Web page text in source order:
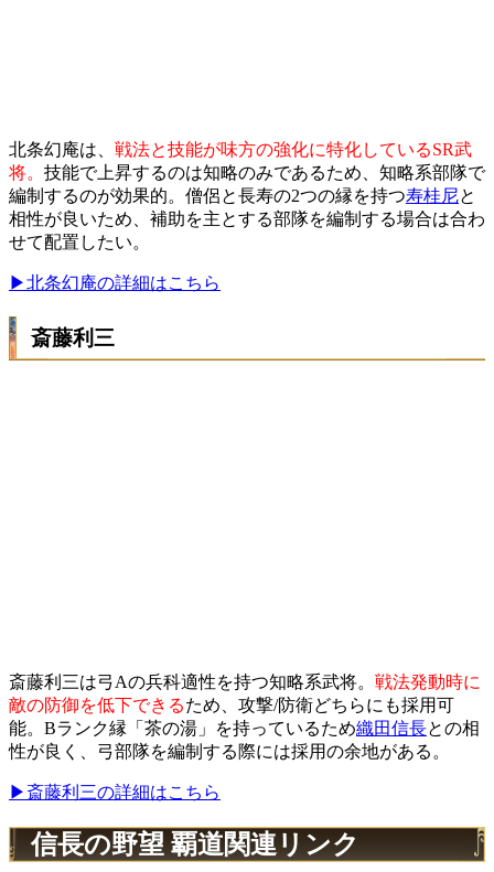
北条幻庵は、 戦法と技能が味方の強化に特化しているSR武
将。 技能で上昇するのは知略のみであるため、知略系部隊で
編制するのが効果的。僧侶と長寿の2つの縁を持つ寿桂尼と
相性が良いため、補助を主とする部隊を編制する場合は合わ
せて配置したい。
▶北条幻庵の詳細はこちら
斎藤利三
斎藤利三は弓Aの兵科適性を持つ知略系武将。 戦法発動時に
敵の防御を低下できるため、攻撃/防衛どちらにも採用可
能。Bランク縁「茶の湯」を持っているため織田信長との相
性が良く、弓部隊を編制する際には採用の余地がある。
▶斎藤利三の詳細はこちら
信長の野望 覇道関連リンク